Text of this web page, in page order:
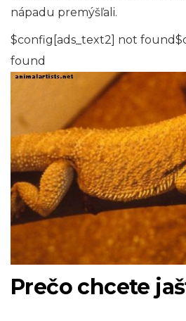
nápadu premýšľali.
$config[ads_text2] not
found
Prečo chcete